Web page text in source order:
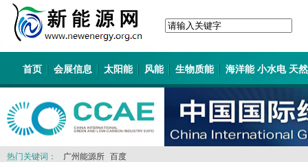
首页 会展信息 太阳能 风能 生物质能 海洋能 小水电 天
热门关键词： 广州能源所 百度